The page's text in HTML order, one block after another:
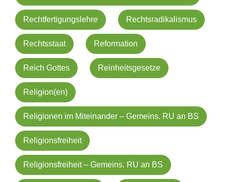
Rechtfertigungslehre Rechtsradikalismus
Rechtsstaat Reformation
Reich Gottes Reinheitsgesetze
Religion(en)
Religionen im Miteinander – Gemeins. RU an BS
Religionsfreiheit
Religionsfreiheit – Gemeins. RU an BS